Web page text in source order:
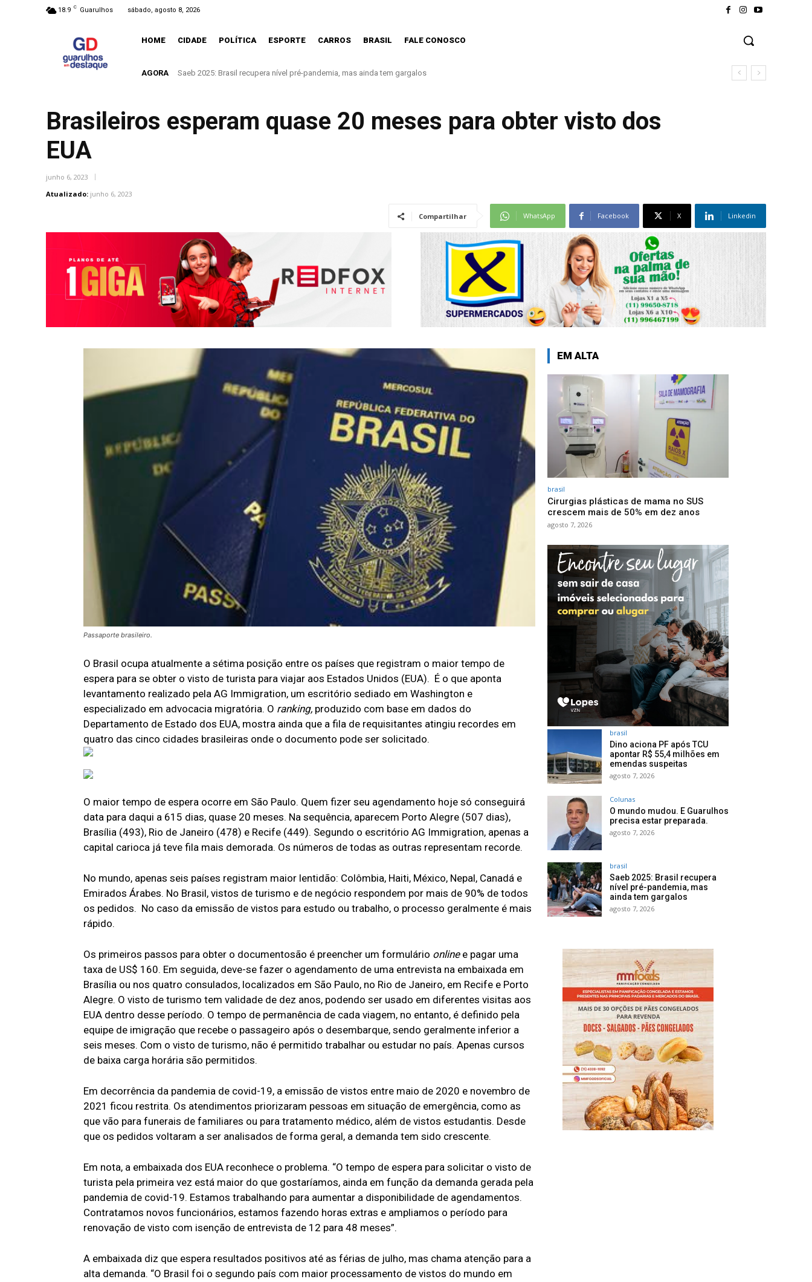
18.9 C Guarulhos sábado, agosto 8, 2026
HOME CIDADE POLÍTICA ESPORTE CARROS BRASIL FALE CONOSCO
AGORASaeb 2025: Brasil recupera nível pré-pandemia, mas ainda tem gargalos
Prefeitura de Guarulhos ultrapassa 22 mil doses aplicadas contra o sarampo e intensifica ações de vacinação no município
Brasileiros esperam quase 20 meses para obter visto dos
EUA
junho 6, 2023
Atualizado: junho 6, 2023
Compartilhar WhatsApp Facebook X Linkedin
Passaporte brasileiro.
O Brasil ocupa atualmente a sétima posição entre os países que registram o maior tempo de
espera para se obter o visto de turista para viajar aos Estados Unidos (EUA). É o que aponta
levantamento realizado pela AG Immigration, um escritório sediado em Washington e
especializado em advocacia migratória. O ranking, produzido com base em dados do
Departamento de Estado dos EUA, mostra ainda que a fila de requisitantes atingiu recordes em
quatro das cinco cidades brasileiras onde o documento pode ser solicitado.
O maior tempo de espera ocorre em São Paulo. Quem fizer seu agendamento hoje só conseguirá
data para daqui a 615 dias, quase 20 meses. Na sequência, aparecem Porto Alegre (507 dias),
Brasília (493), Rio de Janeiro (478) e Recife (449). Segundo o escritório AG Immigration, apenas a
capital carioca já teve fila mais demorada. Os números de todas as outras representam recorde.
No mundo, apenas seis países registram maior lentidão: Colômbia, Haiti, México, Nepal, Canadá e
Emirados Árabes. No Brasil, vistos de turismo e de negócio respondem por mais de 90% de todos
os pedidos. No caso da emissão de vistos para estudo ou trabalho, o processo geralmente é mais
rápido.
Os primeiros passos para obter o documentosão é preencher um formulário onlinee pagar uma
taxa de US$ 160. Em seguida, deve-se fazer o agendamento de uma entrevista na embaixada em
Brasília ou nos quatro consulados, localizados em São Paulo, no Rio de Janeiro, em Recife e Porto
Alegre. O visto de turismo tem validade de dez anos, podendo ser usado em diferentes visitas aos
EUA dentro desse período. O tempo de permanência de cada viagem, no entanto, é definido pela
equipe de imigração que recebe o passageiro após o desembarque, sendo geralmente inferior a
seis meses. Com o visto de turismo, não é permitido trabalhar ou estudar no país. Apenas cursos
de baixa carga horária são permitidos.
Em decorrência da pandemia de covid-19, a emissão de vistos entre maio de 2020 e novembro de
2021 ficou restrita. Os atendimentos priorizaram pessoas em situação de emergência, como as
que vão para funerais de familiares ou para tratamento médico, além de vistos estudantis. Desde
que os pedidos voltaram a ser analisados de forma geral, a demanda tem sido crescente.
Em nota, a embaixada dos EUA reconhece o problema. “O tempo de espera para solicitar o visto de
turista pela primeira vez está maior do que gostaríamos, ainda em função da demanda gerada pela
pandemia de covid-19. Estamos trabalhando para aumentar a disponibilidade de agendamentos.
Contratamos novos funcionários, estamos fazendo horas extras e ampliamos o período para
renovação de visto com isenção de entrevista de 12 para 48 meses”.
A embaixada diz que espera resultados positivos até as férias de julho, mas chama atenção para a
alta demanda. “O Brasil foi o segundo país com maior processamento de vistos do mundo em
EM ALTA
brasil
Cirurgias plásticas de mama no SUS
crescem mais de 50% em dez anos
agosto 7, 2026
brasil
Dino aciona PF após TCU
apontar R$ 55,4 milhões em
emendas suspeitas
agosto 7, 2026
Colunas
O mundo mudou. E Guarulhos
precisa estar preparada.
agosto 7, 2026
brasil
Saeb 2025: Brasil recupera
nível pré-pandemia, mas
ainda tem gargalos
agosto 7, 2026